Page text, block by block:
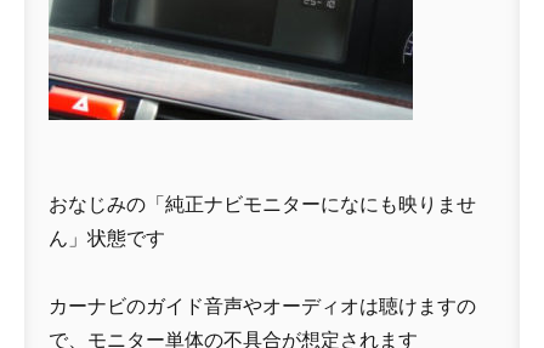
おなじみの「純正ナビモニターになにも映りませ
ん」状態です
カーナビのガイド音声やオーディオは聴けますの
で、モニター単体の不具合が想定されます